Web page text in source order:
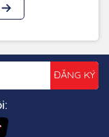
ĐĂNG KÝ